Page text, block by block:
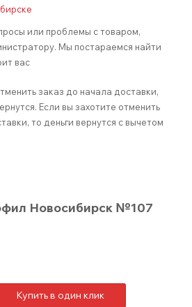
или проблемы с товаром,
Мы постараемся найти
вас
заказ до начала доставки,
Если вы захотите отменить
то деньги вернутся с вычетом
Новосибирск №107
Купить в один клик